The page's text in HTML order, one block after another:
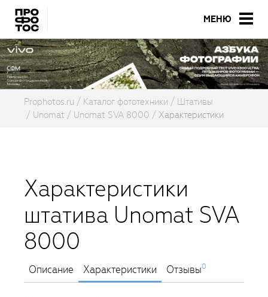
МЕНЮ
Prophotos.ru Каталог фототехники
Штативы
Unomat
Unomat SVA 8000 Характеристики
Характеристики
штатива Unomat SVA
8000
Описание Характеристики Отзывы0